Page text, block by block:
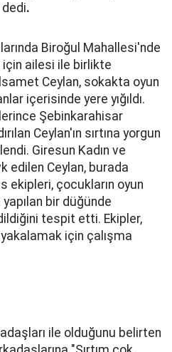
dedi.
Biroğul Mahallesi'nde
ailesi ile birlikte
Ceylan, sokakta oyun
içerisinde yere yığıldı.
Şebinkarahisar
Ceylan'ın sırtına yorgun
Giresun Kadın ve
edilen Ceylan, burada
ekipleri, çocukların oyun
yapılan bir düğünde
tespit etti. Ekipler,
için çalışma
ile olduğunu belirten